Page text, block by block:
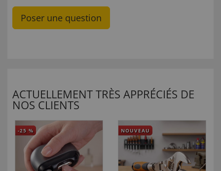
Poser une question
ACTUELLEMENT TRÈS APPRÉCIÉS DE
NOS CLIENTS
-25 % NOUVEAU